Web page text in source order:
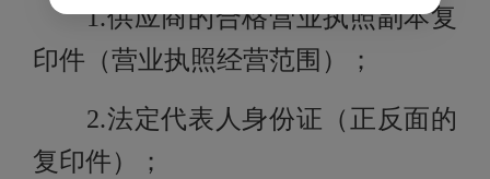
1.供应商的合格营业执照副本复
印件（营业执照经营范围）；
2.法定代表人身份证（正反面的
复印件）；